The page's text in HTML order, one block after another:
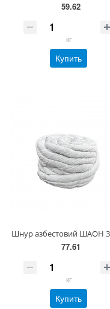
59.62
кг
Купить
Шнур азбестовий ШАОН
77.61
кг
Купить